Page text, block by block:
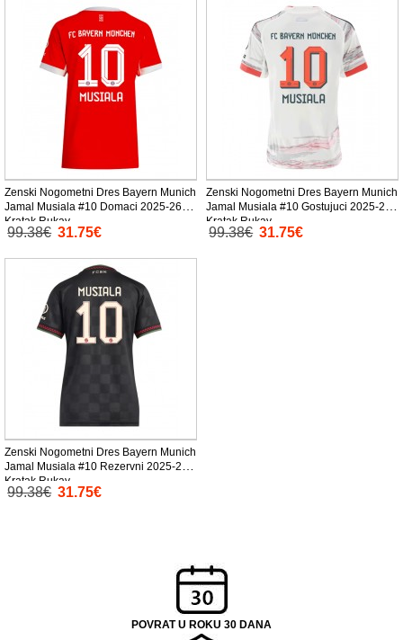
Zenski Nogometni Dres Bayern Munich
Jamal Musiala #10 Domaci 2025-26
Kratak Rukav
99.38€ 31.75€
Zenski Nogometni Dres Bayern Munich
Jamal Musiala #10 Gostujuci 2025-26
Kratak Rukav
99.38€ 31.75€
Zenski Nogometni Dres Bayern Munich
Jamal Musiala #10 Rezervni 2025-26
Kratak Rukav
99.38€ 31.75€
POVRAT U ROKU 30 DANA